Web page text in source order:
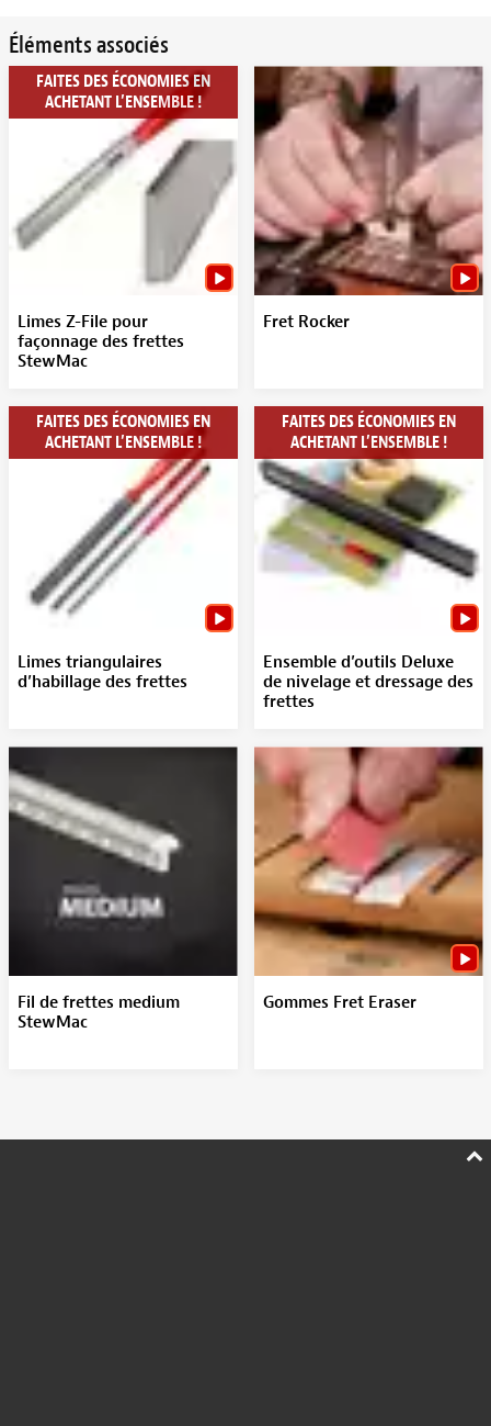
Éléments associés
FAITES DES ÉCONOMIES EN
ACHETANT L’ENSEMBLE !
Limes Z-File pour
façonnage des frettes
StewMac
Fret Rocker
FAITES DES ÉCONOMIES EN
ACHETANT L’ENSEMBLE !
Limes triangulaires
d’habillage des frettes
FAITES DES ÉCONOMIES EN
ACHETANT L’ENSEMBLE !
Ensemble d’outils Deluxe
de nivelage et dressage des
frettes
Fil de frettes medium
StewMac
Gommes Fret Eraser